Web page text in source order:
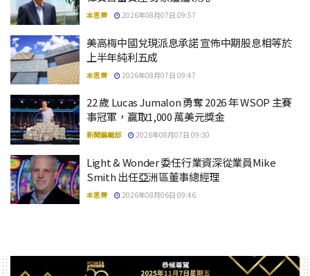
本思齊 2026年08月07日 09:57
美高梅中國兌現派息承諾 宣佈中期股息相等於
上半年純利五成
本思齊 2026年08月07日 09:47
22 歲 Lucas Jumalon 勇奪 2026 年 WSOP 主賽
事冠軍，贏取1,000 萬美元獎金
新聞編輯部 2026年08月07日 09:30
Light & Wonder 委任行業資深從業員Mike
Smith 出任亞洲區董事總經理
本思齊 2026年08月06日 09:46